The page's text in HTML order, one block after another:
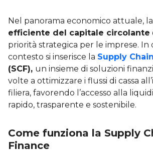
Nel panorama economico attuale, la
efficiente del capitale circolante
priorità strategica per le imprese. In
contesto si inserisce la Supply
(SCF), un insieme di soluzioni
volte a ottimizzare i flussi di cassa
filiera, favorendo l’accesso alla
rapido, trasparente e sostenibile.
Come funziona la Supply
Finance